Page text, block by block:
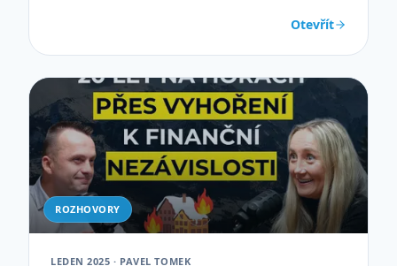
Otevřít
ROZHOVORY
LEDEN 2025 · PAVEL TOMEK